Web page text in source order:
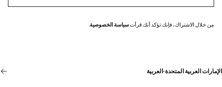
من خلال الاشتراك، فإنك تؤكد أنك قرأتسياسة الخصوصية.
الإمارات العربية المتحدة·العربية